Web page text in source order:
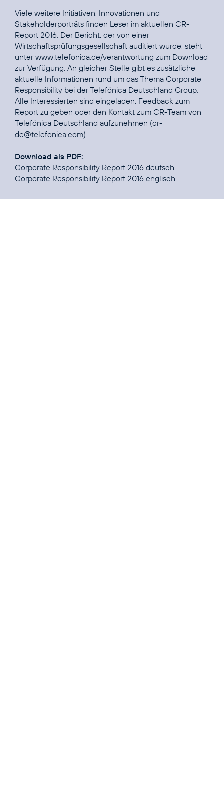
Viele weitere Initiativen, Innovationen und
Stakeholderporträts finden Leser im aktuellen CR-
Report 2016. Der Bericht, der von einer
Wirtschaftsprüfungsgesellschaft auditiert wurde, steht
unterwww.telefonica.de/verantwortung zum Download
zur Verfügung. An gleicher Stelle gibt es zusätzliche
aktuelle Informationen rund um das Thema Corporate
Responsibility bei der Telefónica Deutschland Group.
Alle Interessierten sind eingeladen, Feedback zum
Report zu geben oder den Kontakt zum CR-Team von
Telefónica Deutschland aufzunehmen (cr-
de@telefonica.com).
Download als PDF:
Corporate Responsibility Report 2016 deutsch
Corporate Responsibility Report 2016 englisch